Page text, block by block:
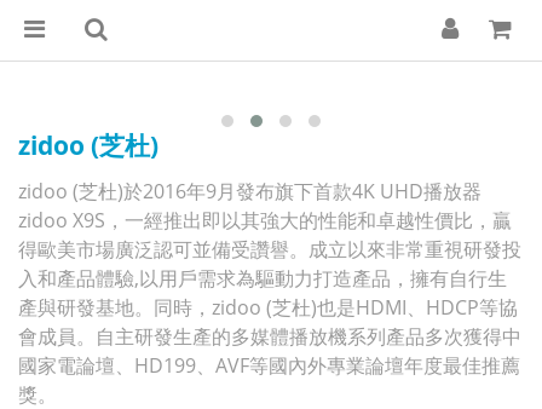
zidoo (芝杜)
zidoo (芝杜)於2016年9月發布旗下首款4K UHD播放器
zidoo X9S，一經推出即以其強大的性能和卓越性價比，贏
得歐美市場廣泛認可並備受讚譽。成立以來非常重視研發投
入和產品體驗,以用戶需求為驅動力打造產品，擁有自行生
產與研發基地。同時， zidoo (芝杜)也是HDMI、HDCP等協
會成員。自主研發生產的多媒體播放機系列產品多次獲得中
國家電論壇、HD199、AVF等國內外專業論壇年度最佳推薦
獎。